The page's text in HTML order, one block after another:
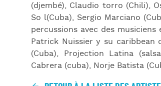
(djembé), Claudio torro (Chili),
So l(Cuba), Sergio Marciano
percussions avec des
Patrick Nuissier y su caribbean
(Cuba), Projection Latina
Cabrera (cuba), Norje Batista